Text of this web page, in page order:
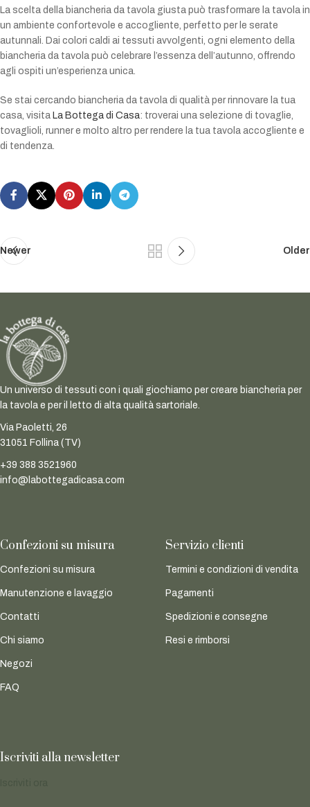
La scelta della biancheria da tavola giusta può trasformare la tavola in
un ambiente confortevole e accogliente, perfetto per le serate
autunnali. Dai colori caldi ai tessuti avvolgenti, ogni elemento della
biancheria da tavola può celebrare l’essenza dell’autunno, offrendo
agli ospiti un’esperienza unica.
Se stai cercando biancheria da tavola di qualità per rinnovare la tua
casa, visita La Bottega di Casa: troverai una selezione di tovaglie,
tovaglioli, runner e molto altro per rendere la tua tavola accogliente e
di tendenza.
Newer Older
Un universo di tessuti con i quali giochiamo per creare biancheria per
la tavola e per il letto di alta qualità sartoriale.
Via Paoletti, 26
31051 Follina (TV)
+39 388 3521960
info@labottegadicasa.com
Confezioni su misura
Confezioni su misura
Manutenzione e lavaggio
Contatti
Chi siamo
Negozi
FAQ
Servizio clienti
Termini e condizioni di vendita
Pagamenti
Spedizioni e consegne
Resi e rimborsi
Iscriviti alla newsletter